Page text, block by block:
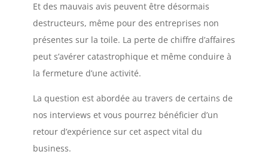
Et des mauvais avis peuvent être désormais
destructeurs, même pour des entreprises non
présentes sur la toile. La perte de chiffre d’affaires
peut s’avérer catastrophique et même conduire à
la fermeture d’une activité.
La question est abordée au travers de certains de
nos interviews et vous pourrez bénéficier d’un
retour d’expérience sur cet aspect vital du
business.